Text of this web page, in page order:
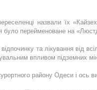
назвали їх
було перейменоване на
та лікування від
впливом підземних
району Одеси і ось